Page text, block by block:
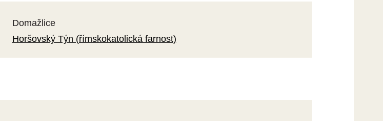
Domažlice
Horšovský Týn (římskokatolická farnost)